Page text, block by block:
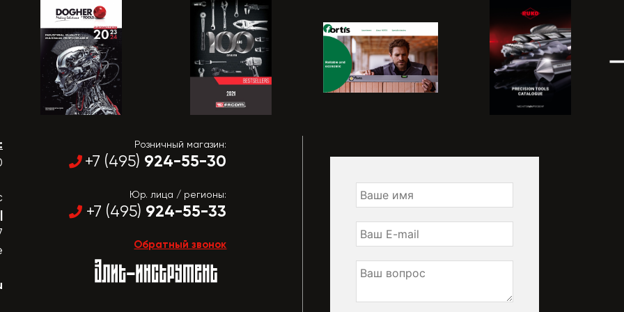
|
Розничный магазин:
+7 (495) 924-55-30
Юр. лица / регионы:
+7 (495) 924-55-33
Обратный звонок